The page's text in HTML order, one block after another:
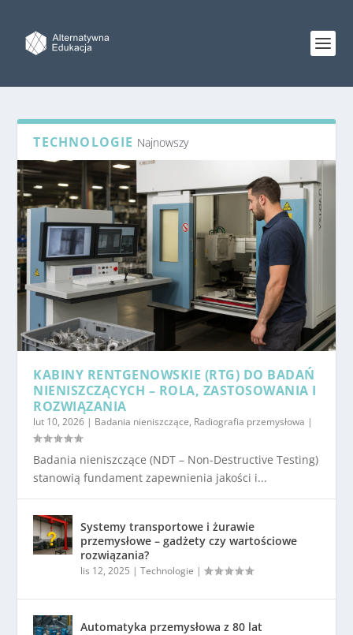
TECHNOLOGIE Najnowszy
KABINY RENTGENOWSKIE (RTG) DO BADAŃ
NIENISZCZĄCYCH – ROLA, ZASTOSOWANIA I
ROZWIĄZANIA
lut 10, 2026 | Badania nieniszczące, Radiografia przemysłowa |
Badania nieniszczące (NDT – Non-Destructive Testing)
stanowią fundament zapewnienia jakości i...
Systemy transportowe i żurawie
przemysłowe – gadżety czy wartościowe
rozwiązania?
lis 12, 2025 |Technologie |
Automatyka przemysłowa z 80 lat